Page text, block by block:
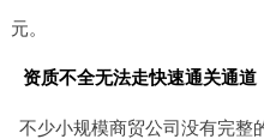
元。
资质不全无法走快速通关通道
不少小规模商贸公司没有完整